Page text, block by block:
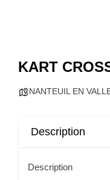
KART
NANTEUIL EN
Description
Description